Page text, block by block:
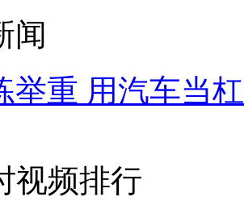
闻
举重 用汽车当
视频排行